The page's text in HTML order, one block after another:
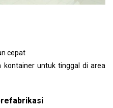
cepat
untuk tinggal di area